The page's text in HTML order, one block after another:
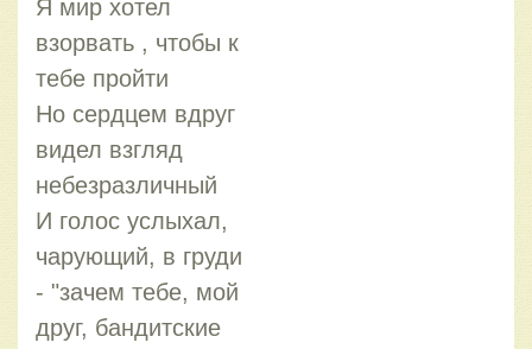
Я мир хотел
взорвать , чтобы к
тебе пройти
Но сердцем вдруг
видел взгляд
небезразличный
И голос услыхал,
чарующий, в груди
- "зачем тебе, мой
друг, бандитские